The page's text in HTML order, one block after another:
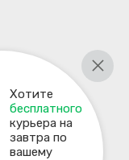
Хотите
бесплатного
курьера на
завтра по
вашему